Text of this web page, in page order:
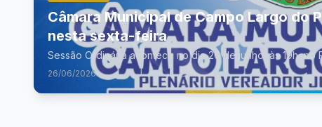
Câmara Municipal de Campo Largo do
nesta sexta-feira
Sessão Ordinária acontece no dia 26 de junho, às 19h, no
26/06/2026